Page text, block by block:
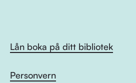
Lån boka på ditt bibliotek
Personvern